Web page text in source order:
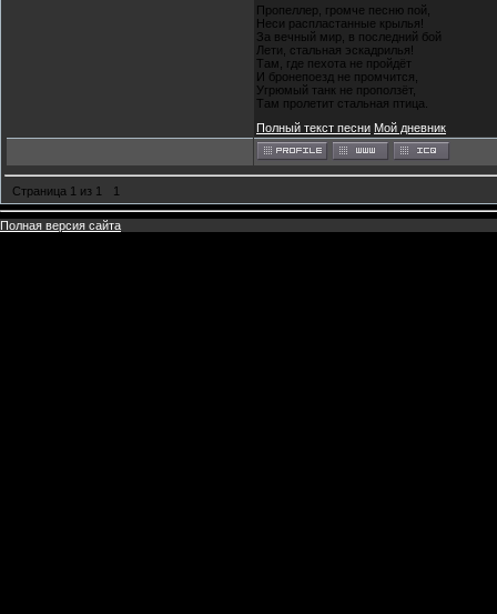
Пропеллер, громче песню пой,
Неси распластанные крылья!
За вечный мир, в последний бой
Лети, стальная эскадрилья!
Там, где пехота не пройдёт
И бронепоезд не промчится,
Угрюмый танк не проползёт,
Там пролетит стальная птица.
Полный текст песни Мой дневник
Страница 1 из 1 1
Полная версия сайта